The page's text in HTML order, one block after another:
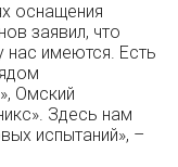
оснащения
заявил, что
нас имеются. Есть
Омский
Здесь нам
испытаний», –